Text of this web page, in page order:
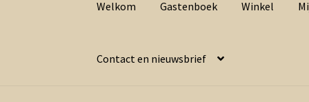
door
naar
Welkom Gastenboek Winkel
Contact en nieuwsbrief